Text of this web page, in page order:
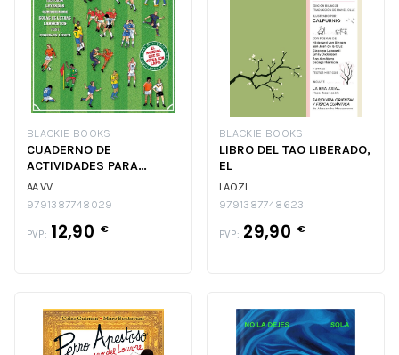
BLACKIE BOOKS
CUADERNO DE
ACTIVIDADES PARA
ADULTOS- MUNDIAL DE
FUTBOL
AA.VV.
9791387748029
PVP: 12,90 €
BLACKIE BOOKS
LIBRO DEL TAO LIBERADO,
EL
LAOZI
9791387748623
PVP: 29,90 €